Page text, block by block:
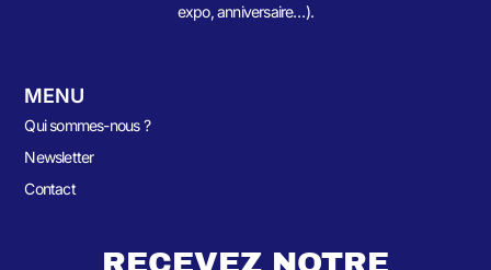
expo, anniversaire…).
MENU
Qui sommes-nous ?
Newsletter
Contact